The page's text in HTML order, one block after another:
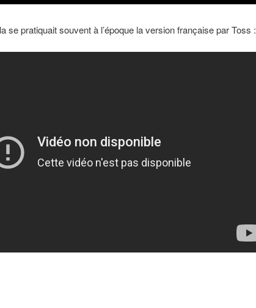
se pratiquait souvent à l’époque la version française par Toss :